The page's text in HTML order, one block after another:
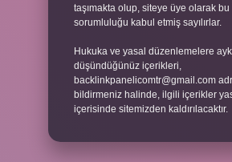
taşımakta olup, siteye üye olarak bu
sorumluluğu kabul etmiş sayılırlar.
Hukuka ve yasal düzenlemelere
düşündüğünüz içerikleri,
backlinkpanelicomtr@gmail.com
bildirmeniz halinde, ilgili içerikler
içerisinde sitemizden kaldırılacaktır.